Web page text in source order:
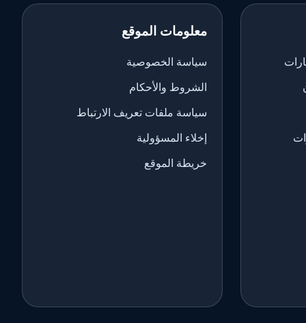
معلومات الموقع
سياسة الخصوصية
الشروط والأحكام
سياسة ملفات تعريف الارتباط
إخلاء المسؤولية
خريطة الموقع